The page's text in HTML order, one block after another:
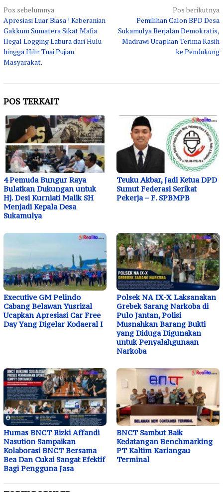
Navigasi
pos
Pos sebelumnya
Apresiasi Luar Biasa ! Keberanian
Gakkum Sumatera Sikat Mafia
Ilegal Logging Labura dari Hulu
hingga Hilir Tuai Pujian
Masyarakat.
Pos berikutnya
Pemilihan Calon BPD Desa
Sukamulya Berjalan Demokratis,
Madrawi Ucapkan Terima Kasih
ke Pendukung
POS TERKAIT
4 Pemuda Bungur Raya
Bulatkan Dukungan untuk
Hj. Desi Kurniati Malik SH
Menjadi Kepala Desa
Sukamulya
Teuku Akbar, Jadi Ketua DPD
Sumut Federasi Serikat
Pekerja – F. SPBMPB
Executive GM Pelindo
Cabang Belawan Yusrizal
Ucapkan Apresiasi Car Free
Day Yang Digelar Kodaeral I
Polsek NA IX-X Laksanakan
Grebek Sarang Narkoba di
Pulo Jantan, Polisi
Musnahkan Barang Bukti
yang Diduga Digunakan
untuk Penyalahgunaan
Narkoba
Humas BNCT Rizki Affandi
Nasution Sampaikan
Kolaborasi BNCT Bersama
Bea Dan Cukai Sangat Efektif
Bagi Pengguna Jasa
BNCT Sambut Baik
Kedatangan Benchmarking
PT Kaltim Kariangau
Terminal